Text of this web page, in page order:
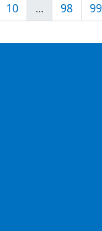
10 ... 98 99